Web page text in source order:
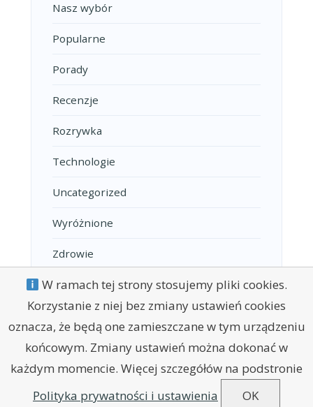
Nasz wybór
Popularne
Porady
Recenzje
Rozrywka
Technologie
Uncategorized
Wyróżnione
Zdrowie
POLITYKA PRYWATNOŚCI
W ramach tej strony stosujemy pliki cookies.
Korzystanie z niej bez zmiany ustawień cookies
oznacza, że będą one zamieszczane w tym urządzeniu
końcowym. Zmiany ustawień można dokonać w
każdym momencie. Więcej szczegółów na podstronie
Polityka prywatności i ustawienia
OK